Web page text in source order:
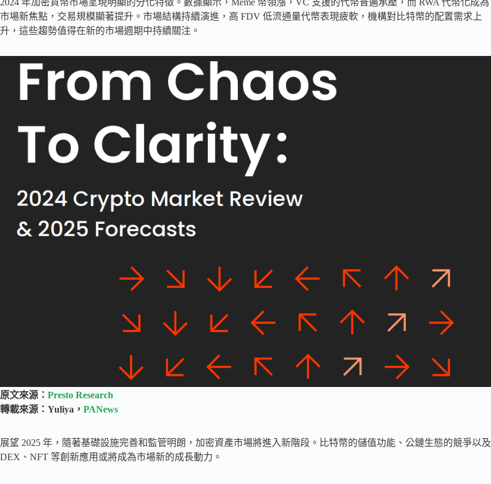
市場新焦點，交易規模顯著提升。市場結構持續演進，高 FDV 低流通量代幣表現疲軟，機構對比特幣的配置需求上
升，這些趨勢值得在新的市場週期中持續關注。
原文來源： Presto Research
轉載來源：Yuliya， PANews
展望 2025 年，隨著基礎設施完善和監管明朗，加密資產市場將進入新階段。比特幣的儲值功能、公鏈生態的競爭以及
DEX、NFT 等創新應用或將成為市場新的成長動力。